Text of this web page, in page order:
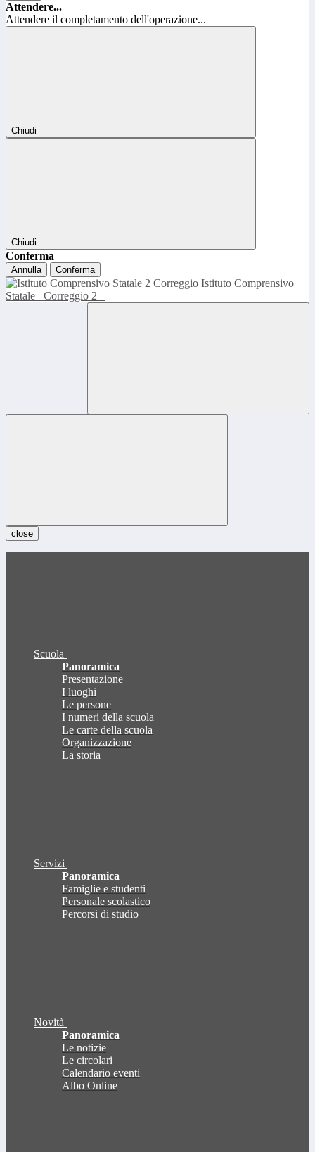
Attendere...
Attendere il completamento dell'operazione...
Chiudi
Chiudi
Conferma
Annulla Conferma
Istituto Comprensivo
Statale
Correggio 2
close
Scuola
Panoramica
Presentazione
I luoghi
Le persone
I numeri della scuola
Le carte della scuola
Organizzazione
La storia
Servizi
Panoramica
Famiglie e studenti
Personale scolastico
Percorsi di studio
Novità
Panoramica
Le notizie
Le circolari
Calendario eventi
Albo Online